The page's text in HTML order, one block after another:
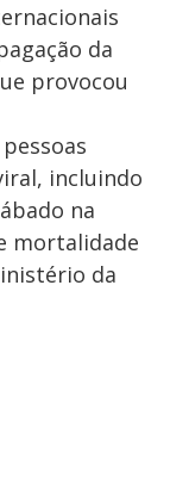
da
provocou
incluindo
na
mortalidade
da